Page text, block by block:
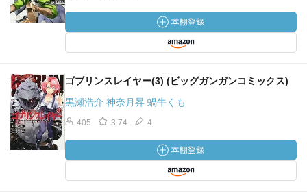
ゴブリンスレイヤー(3) (ビッグガンガンコミックス)
黒瀬浩介 神奈月昇 蝸牛くも
405 3.74 4